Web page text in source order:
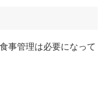
事管理は必要になって